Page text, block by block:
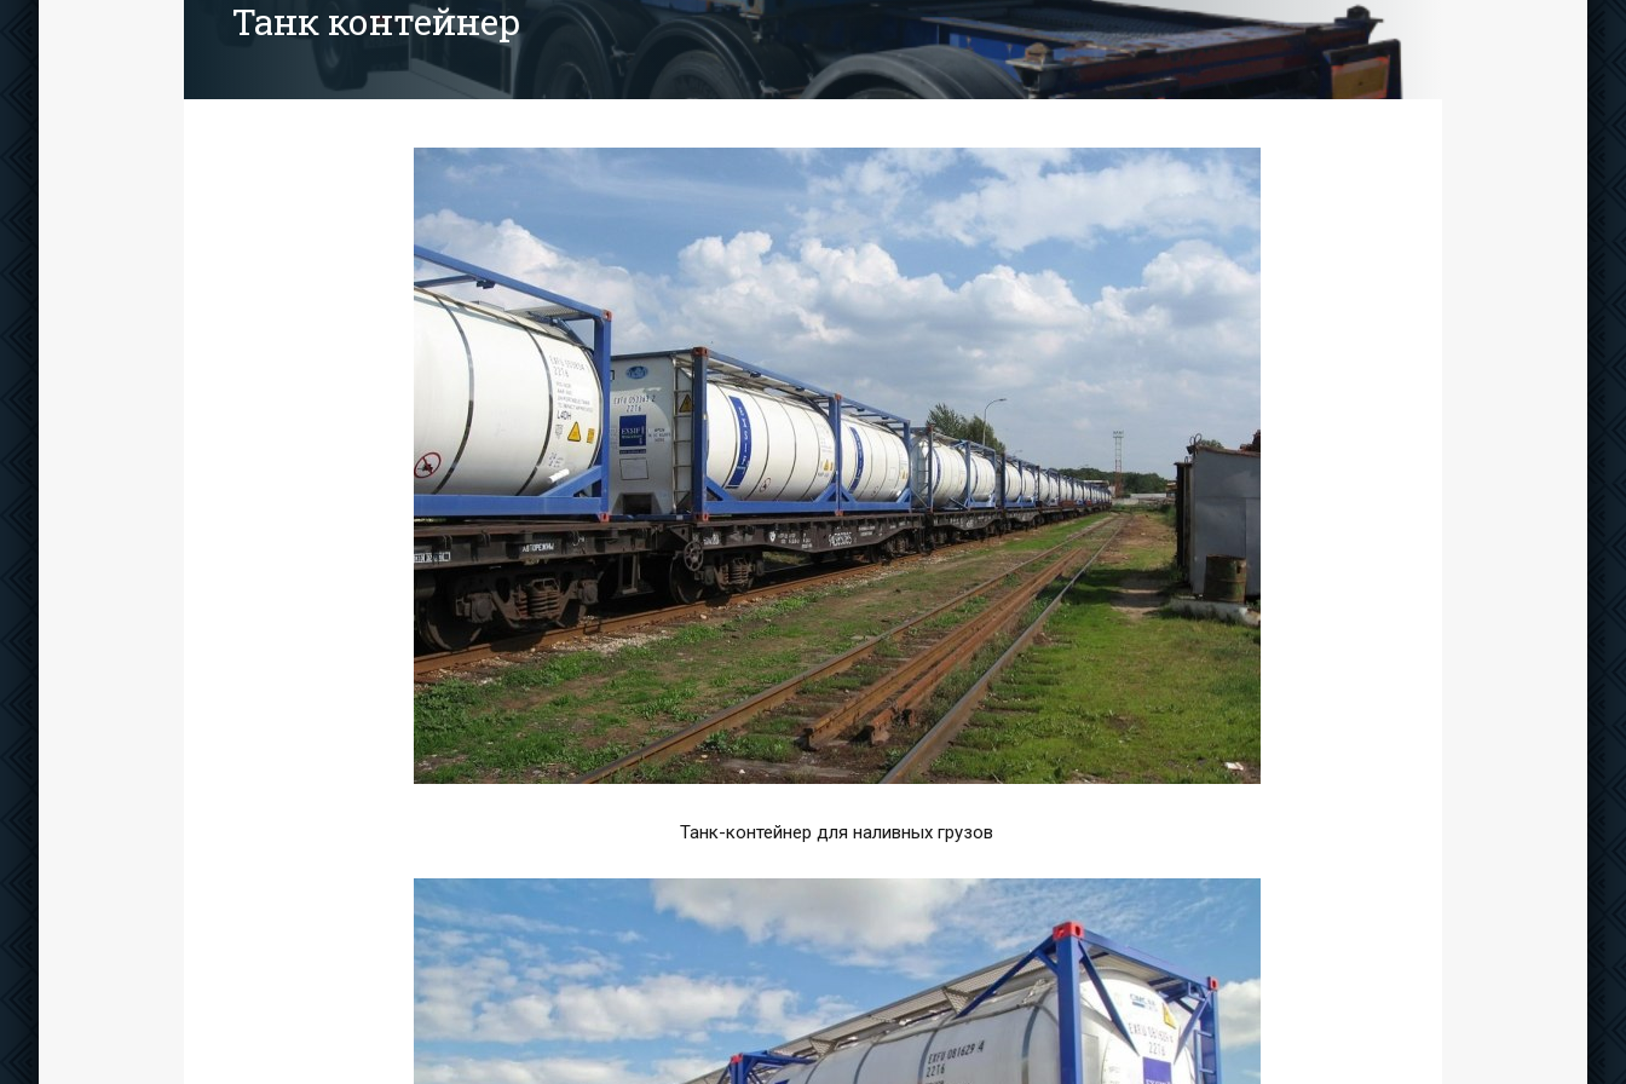
Танк контейнер
Танк-контейнер для наливных грузов